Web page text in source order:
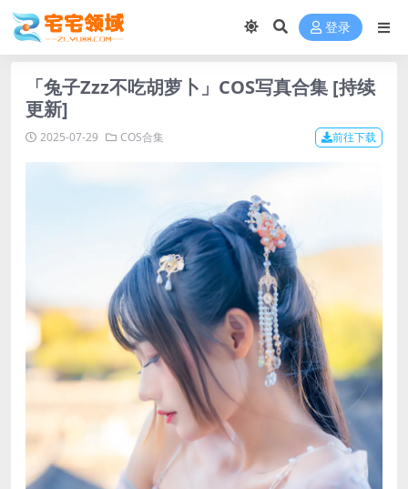
登录
「兔子Zzz不吃胡萝卜」COS写真合集 [持续
更新]
2025-07-29 COS合集 前往下载